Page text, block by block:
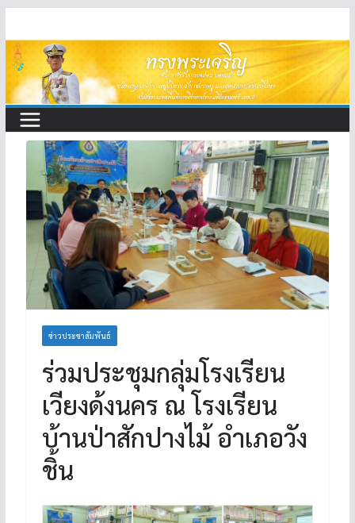
to
content
ข่าวประชาสัมพันธ์
ร่วมประชุมกลุ่มโรงเรียน
เวียงด้งนคร ณ โรงเรียน
บ้านป่าสักปางไม้ อำเภอวัง
ชิ้น